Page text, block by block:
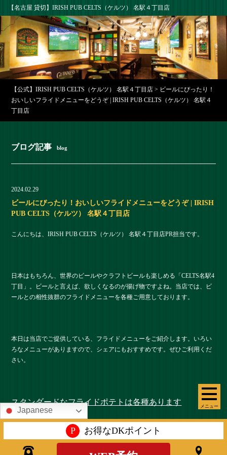
【名古屋 貸切】IRISH PUB CELTS（ケルツ） 名駅４丁目店
メニュー
【公式】IRISH PUB CELTS（ケルツ） 名駅４丁目店 > ビールにぴったり！
おいしいフライドメニューをどうぞ | IRISH PUB CELTS（ケルツ） 名駅４
丁目店
ブログ記事 blog
2024.02.29
ビールにぴったり！おいしいフライドメニューをどうぞ | IRISH
PUB CELTS（ケルツ） 名駅４丁目店
こんにちは、IRISH PUB CELTS（ケルツ） 名駅４丁目店PR担当です。
日本はもちろん、世界のビールやクラフトビールも楽しめる「CELTS名駅4
丁目」。ビールと言えば、欲しくなるのが揚げ物ですよね。当店では、ビ
ールとの相性抜群のフライドメニューを各種ご用意しております。
本日は当店でご提供している、フライドメニューをご紹介します。いろい
ろなメニューがありますので、シェアにもおすすめです。ぜひご利用くだ
さい。
スタンダードなフライドポテトは各種あります
Japanese
P お得なDKポイント